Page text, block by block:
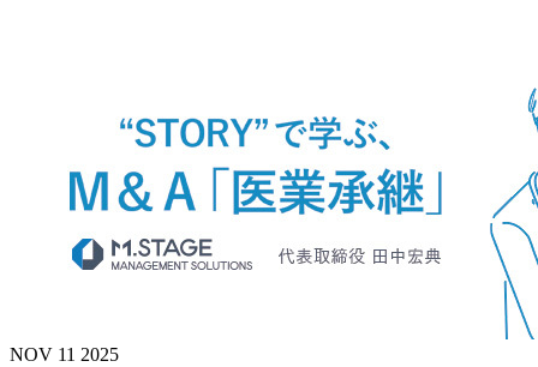
NOV 11 2025